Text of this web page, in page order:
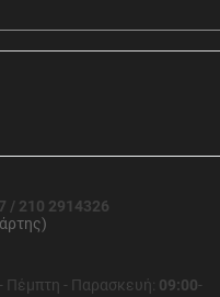
/ 210 2914326
- Πέμπτη - Παρασκευή: 09:00-